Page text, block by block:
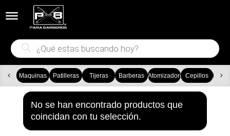
Búsqueda
de
productos
Maquinas Patilleras Tijeras Barberas AtomizadoresCepillos
No se han encontrado productos que
coincidan con tu selección.